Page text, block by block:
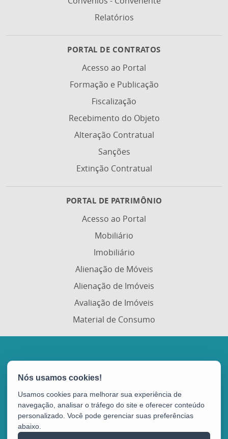
Relatórios
PORTAL DE CONTRATOS
Acesso ao Portal
Formação e Publicação
Fiscalização
Recebimento do Objeto
Alteração Contratual
Sanções
Extinção Contratual
PORTAL DE PATRIMÔNIO
Acesso ao Portal
Mobiliário
Imobiliário
Alienação de Móveis
Alienação de Imóveis
Avaliação de Imóveis
Material de Consumo
Portal de Compras Governamentais (Portal de
Compras)
Avenida Vitória, nº 2703 - Horto
CEP: 29045-160 - Vitória / ES (SEGER)
Portal de
Usamos cookies para melhorar sua experiência de
navegação, analisar o tráfego do site e oferecer conteúdo
personalizado. Você pode gerenciar suas preferências
abaixo.